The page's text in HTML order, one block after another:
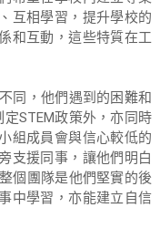
互相學習，提升學校的
和互動，這些特質在工
同，他們遇到的困難和
STEM政策外，亦同時
組成員會與信心較低的
支援同事，讓他們明白
個團隊是他們堅實的後
中學習，亦能建立自信